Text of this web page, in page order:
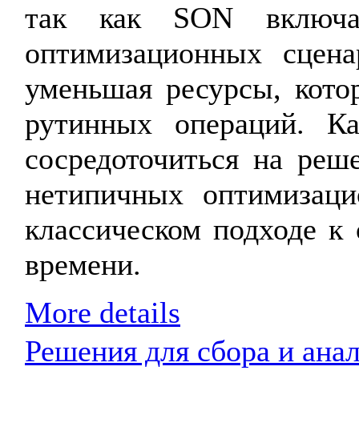
так как SON
оптимизационных
уменьшая ресурсы,
рутинных операций.
сосредоточиться на
нетипичных
классическом подходе
времени.
More details
Решения для сбора и